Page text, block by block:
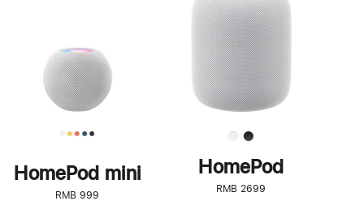
HomePod mini
RMB 999
了
解
HomePod<
HomePod
RMB 2699